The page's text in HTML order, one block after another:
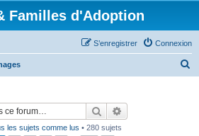
Familles d'Adoption
Connexion
S’enregistrer
Rechercher
les sujets comme lus • 280 sujets